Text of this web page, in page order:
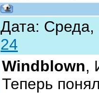
Дата:
24
Windblown,
Теперь